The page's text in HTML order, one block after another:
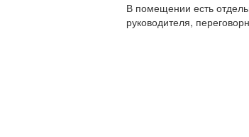
В помещении есть
руководителя,